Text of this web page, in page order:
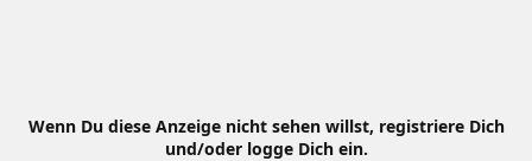
Wenn Du diese Anzeige nicht sehen willst, registriere Dich
und/oder logge Dich ein.